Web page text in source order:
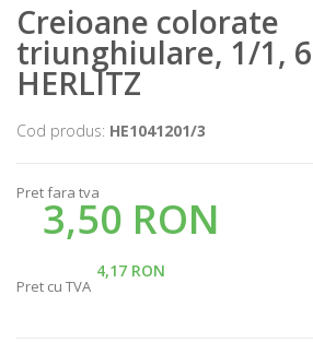
Creioane colorate
triunghiulare, 1/1,
HERLITZ
Cod produs: HE1041201/3
Pret fara tva
3,50 RON
4,17 RON
Pret cu TVA